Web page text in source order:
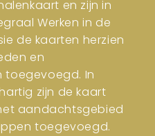
en zijn in
Werken in de
de kaarten herzien
en
toegevoegd. In
zijn de kaart
aandachtsgebied
toegevoegd.